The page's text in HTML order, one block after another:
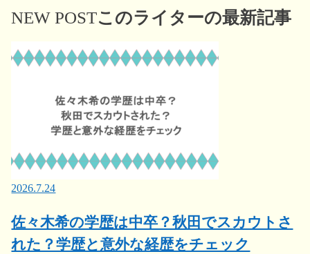
NEW POSTこのライターの最新記事
2026.7.24
佐々木希の学歴は中卒？秋田でスカウトさ
れた？学歴と意外な経歴をチェック